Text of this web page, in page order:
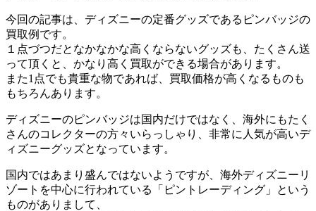
今回の記事は、ディズニーの定番グッズであるピンバッジの
買取例です。
１点づつだとなかなかな高くならないグッズも、たくさん送
って頂くと、かなり高く買取ができる場合があります。
また1点でも貴重な物であれば、買取価格が高くなるものも
もちろんあります。
ディズニーのピンバッジは国内だけではなく、海外にもたく
さんのコレクターの方々いらっしゃり、非常に人気が高いデ
ィズニーグッズとなっています。
国内ではあまり盛んではないようですが、海外ディズニーリ
ゾートを中心に行われている「ピントレーディング」という
ものがありまして、